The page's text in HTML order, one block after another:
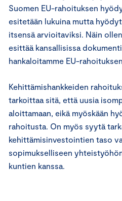
Suomen EU-rahoituksen
esitetään lukuina mutta
itsensä arvioitaviksi. Näin
esittää kansallisissa
hankaloitamme EU-
Kehittämishankkeiden
tarkoittaa sitä, että uusia
aloittamaan, eikä myöskään
rahoitusta. On myös syytä
kehittämisinvestointien taso
sopimukselliseen
kuntien kanssa.